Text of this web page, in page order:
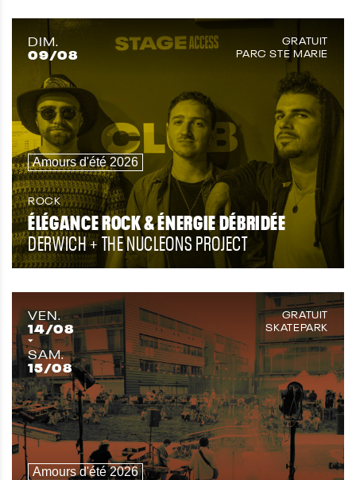
DIM.
09/08
GRATUIT
PARC STE MARIE
Amours d'été 2026
ROCK
ÉLÉGANCE ROCK & ÉNERGIE DÉBRIDÉE
DERWICH + THE NUCLEONS PROJECT
VEN.
14/08
SAM.
15/08
GRATUIT
SKATEPARK
Amours d'été 2026